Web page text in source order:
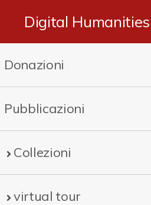
Digital Humanities
Donazioni
Pubblicazioni
Collezioni
virtual tour